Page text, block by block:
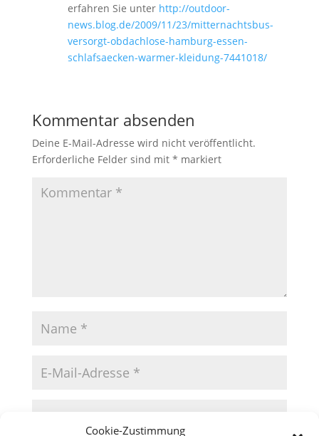
Cookie-Zustimmung
erfahren Sie unter http://outdoor-
news.blog.de/2009/11/23/mitternachtsbus-
versorgt-obdachlose-hamburg-essen-
schlafsaecken-warmer-kleidung-7441018/
Kommentar absenden
Deine E-Mail-Adresse wird nicht veröffentlicht.
Erforderliche Felder sind mit * markiert